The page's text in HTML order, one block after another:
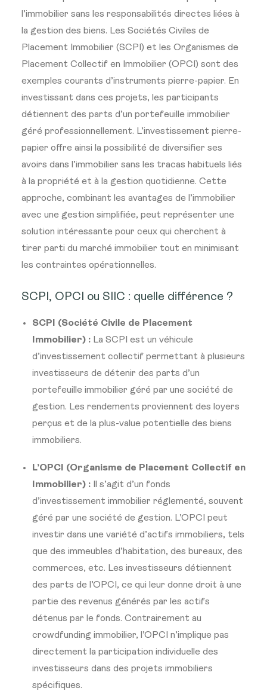
l’immobilier sans les responsabilités directes liées à
la gestion des biens. Les Sociétés Civiles de
Placement Immobilier (SCPI) et les Organismes de
Placement Collectif en Immobilier (OPCI) sont des
exemples courants d’instruments pierre-papier. En
investissant dans ces projets, les participants
détiennent des parts d’un portefeuille immobilier
géré professionnellement. L’investissement pierre-
papier offre ainsi la possibilité de diversifier ses
avoirs dans l’immobilier sans les tracas habituels liés
à la propriété et à la gestion quotidienne. Cette
approche, combinant les avantages de l’immobilier
avec une gestion simplifiée, peut représenter une
solution intéressante pour ceux qui cherchent à
tirer parti du marché immobilier tout en minimisant
les contraintes opérationnelles.
SCPI, OPCI ou SIIC : quelle différence ?
SCPI (Société Civile de Placement
Immobilier) : La SCPI est un véhicule
d’investissement collectif permettant à plusieurs
investisseurs de détenir des parts d’un
portefeuille immobilier géré par une société de
gestion. Les rendements proviennent des loyers
perçus et de la plus-value potentielle des biens
immobiliers.
L’OPCI (Organisme de Placement Collectif en
Immobilier) :
Il s’agit d’un fonds
d’investissement immobilier réglementé, souvent
géré par une société de gestion. L’OPCI peut
investir dans une variété d’actifs immobiliers, tels
que des immeubles d’habitation, des bureaux, des
commerces, etc. Les investisseurs détiennent
des parts de l’OPCI, ce qui leur donne droit à une
partie des revenus générés par les actifs
détenus par le fonds. Contrairement au
crowdfunding immobilier, l’OPCI n’implique pas
directement la participation individuelle des
investisseurs dans des projets immobiliers
spécifiques.